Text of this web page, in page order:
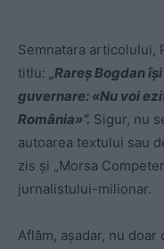
Semnatara articolului,
titlu: „Rareș Bogdan
guvernare: «Nu voi
România»”. Sigur, nu
autoarea textului sau
zis și „Morsa
jurnalistului-milionar.
Aflăm, așadar, nu doar